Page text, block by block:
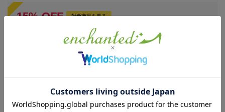
15%OFF 対象商品を見る
8月11日 (Tue) 23:59まで
CP20260807_15
※価格がセール価格へ変更された場合、割引は無効になります
※1回のご注文に使えるクーポンは1つです。注文後の適用はできません。
URLをコピー